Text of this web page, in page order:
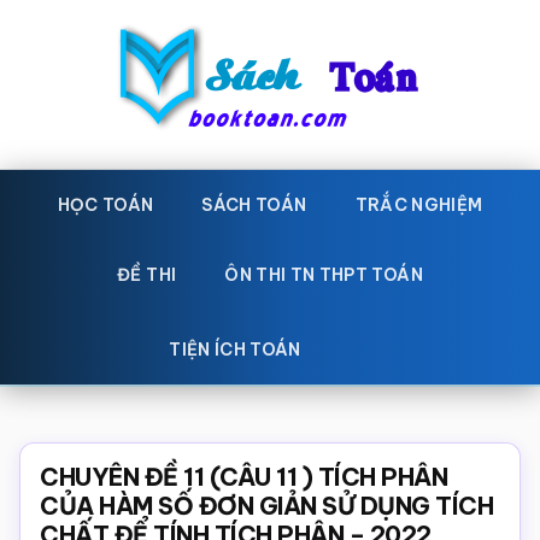
Sách
Toán
toán
Học
toán,
giáo
Toán,
trắc
HỌC TOÁN SÁCH TOÁN TRẮC NGHIỆM
ĐỀ THI ÔN THI TN THPT TOÁN
TIỆN ÍCH TOÁN
CHUYÊN ĐỀ 11 (CÂU 11 ) TÍCH PHÂN
CỦA HÀM SỐ ĐƠN GIẢN SỬ DỤNG TÍCH